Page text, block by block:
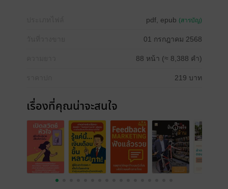
pdf, epub (สารบัญ)
01 กรกฎาคม 2568
88 หน้า (≈ 8,388 คำ)
219 บาท
เรื่องที่คุณน่าจะสนใจ